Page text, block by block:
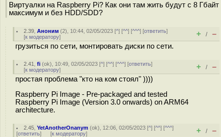
Виртуалки на Raspberry Pi? Как они там жить будут с 8 Гбайт
максимум и без HDD/SDD?
2.39 ,Аноним (2), 10:44, 02/05/2023 [^] [^^] [^^^] [ответить]
[к модератору] + / –
грузиться по сети, монтировать диски по сети.
2.41 ,fi (ok), 10:49, 02/05/2023 [^] [^^] [^^^] [ответить]
[к модератору] + / –
простая проблема "кто на ком стоял" ))))
Raspberry Pi Image - Pre-packaged and tested
Raspberry Pi Image (Version 3.0 onwards) on ARM64
architecture.
2.45 ,YetAnotherOnanym (ok), 12:06, 02/05/2023 [^] [^^] [^^^]
[ответить] [к модератору] + / –